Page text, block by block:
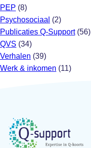
PEP (8)
Psychosociaal (2)
Publicaties Q-Support(56)
QVS (34)
Verhalen (39)
Werk & inkomen (11)